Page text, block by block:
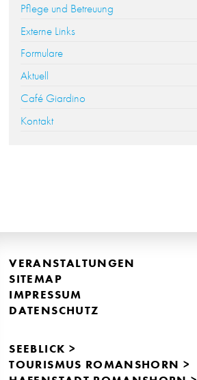
Pflege und Betreuung
Externe Links
Formulare
Aktuell
Café Giardino
Kontakt
VERANSTALTUNGEN
SITEMAP
IMPRESSUM
DATENSCHUTZ
SEEBLICK >
TOURISMUS ROMANSHORN >